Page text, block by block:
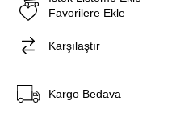
Favorilere Ekle
Karşılaştır
Kargo Bedava